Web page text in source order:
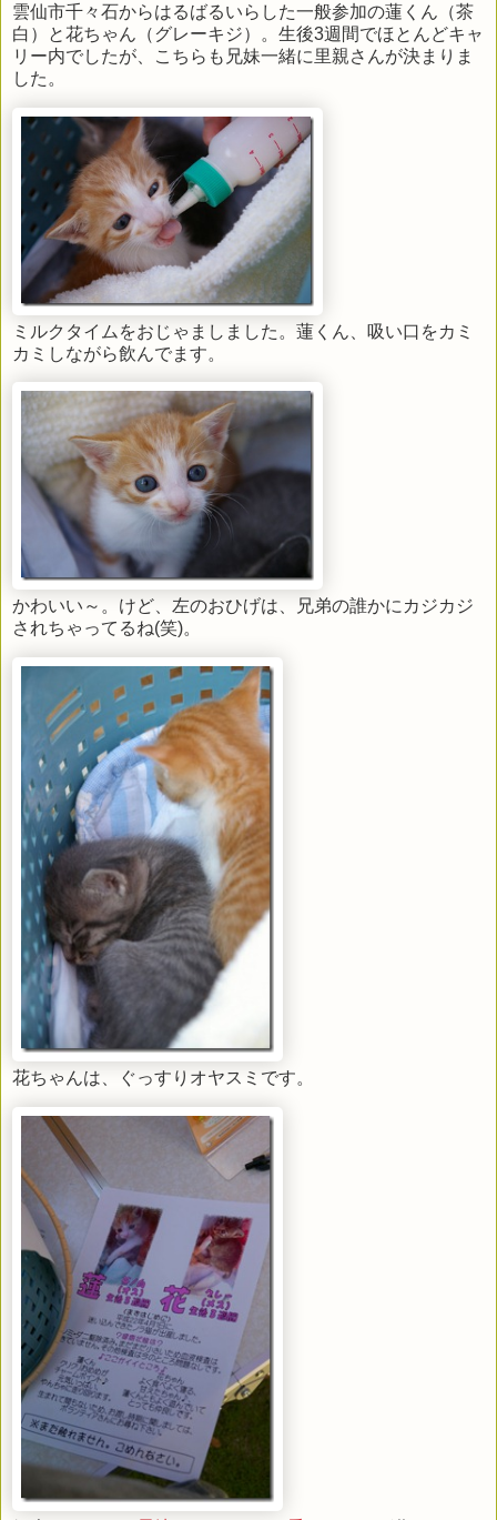
雲仙市千々石からはるばるいらした一般参加の蓮くん（茶
白）と花ちゃん（グレーキジ）。生後3週間でほとんどキャ
リー内でしたが、こちらも兄妹一緒に里親さんが決まりま
した。
ミルクタイムをおじゃましました。蓮くん、吸い口をカミ
カミしながら飲んでます。
かわいい～。けど、左のおひげは、兄弟の誰かにカジカジ
されちゃってるね(笑)。
花ちゃんは、ぐっすりオヤスミです。